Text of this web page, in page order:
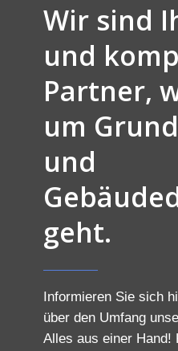
Wir sind
und
Partner,
um
und
geht.
Informieren Sie sich
über den Umfang
Alles aus einer Hand!